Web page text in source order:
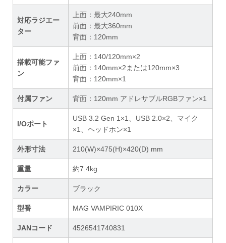
対応ラジエー
ター
上面：最大240mm
前面：最大360mm
背面：120mm
搭載可能ファ
ン
上面：140/120mm×2
前面：140mm×2または120mm×3
背面：120mm×1
付属ファン 背面：120mm アドレサブルRGBファン×1
I/Oポート
USB 3.2 Gen 1×1、USB 2.0×2、マイク
×1、ヘッドホン×1
外形寸法 210(W)×475(H)×420(D) mm
重量 約7.4kg
カラー ブラック
型番 MAG VAMPIRIC 010X
JANコード 4526541740831